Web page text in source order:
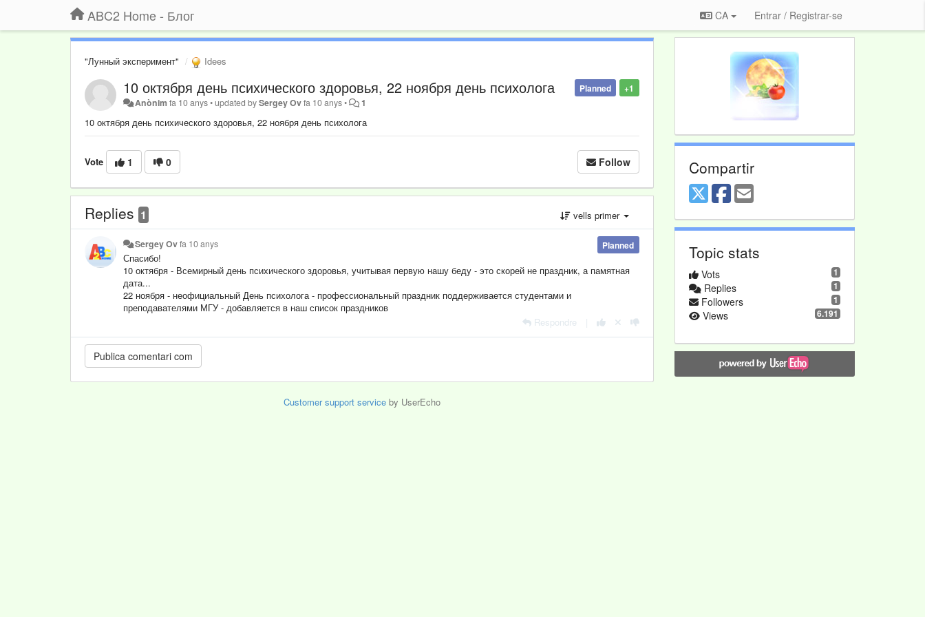
ABC2 Home - Блог CA Entrar / Registrar-se
"Лунный эксперимент" Idees
+1
Planned
10 октября день психического здоровья, 22 ноября день психолога
Anònim fa 10 anys•updated bySergey Ovfa 10 anys• 1
10 октября день психического здоровья, 22 ноября день психолога
Vote 1 0 Follow
Replies 1 vells primer
Planned
Sergey Ovfa 10 anys
Спасибо!
10 октября - Всемирный день психического здоровья, учитывая первую нашу беду - это скорей не праздник, а памятная
дата...
22 ноября - неофициальный День психолога - профессиональный праздник поддерживается студентами и
преподавателями МГУ - добавляется в наш список праздников
Respondre
Customer support serviceby UserEcho
Compartir
Topic stats
1
Vots
1
Replies
1
Followers
6.191
Views